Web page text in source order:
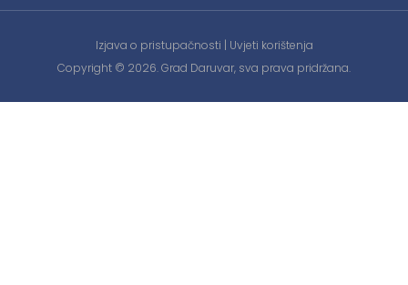
Izjava o pristupačnosti | Uvjeti korištenja
Copyright © 2026. Grad Daruvar, sva prava pridržana.